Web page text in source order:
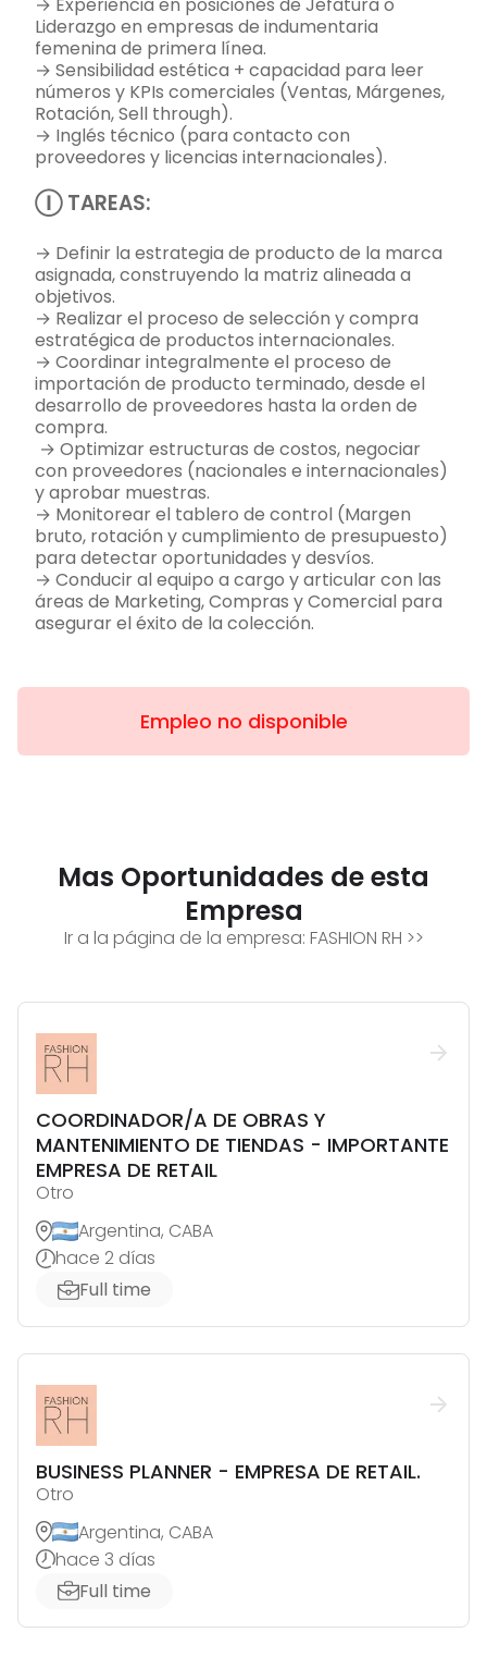
→ Experiencia en posiciones de Jefatura o
Liderazgo en empresas de indumentaria
femenina de primera línea.
→ Sensibilidad estética + capacidad para leer
números y KPIs comerciales (Ventas, Márgenes,
Rotación, Sell through).
→ Inglés técnico (para contacto con
proveedores y licencias internacionales).
Ⓘ TAREAS:
→ Definir la estrategia de producto de la marca
asignada, construyendo la matriz alineada a
objetivos.
→ Realizar el proceso de selección y compra
estratégica de productos internacionales.
→ Coordinar integralmente el proceso de
importación de producto terminado, desde el
desarrollo de proveedores hasta la orden de
compra.
→ Optimizar estructuras de costos, negociar
con proveedores (nacionales e internacionales)
y aprobar muestras.
→ Monitorear el tablero de control (Margen
bruto, rotación y cumplimiento de presupuesto)
para detectar oportunidades y desvíos.
→ Conducir al equipo a cargo y articular con las
áreas de Marketing, Compras y Comercial para
asegurar el éxito de la colección.
Empleo no disponible
Mas Oportunidades de esta
Empresa
Ir a la página de la empresa: FASHION RH >>
COORDINADOR/A DE OBRAS Y
MANTENIMIENTO DE TIENDAS - IMPORTANTE
EMPRESA DE RETAIL
Otro
Argentina, CABA
hace 2 días
Full time
BUSINESS PLANNER - EMPRESA DE RETAIL.
Otro
Argentina, CABA
hace 3 días
Full time